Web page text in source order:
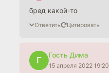
бред какой-то
Ответить Цитировать
Г
Гость Дима
15 апреля 2022 19:20